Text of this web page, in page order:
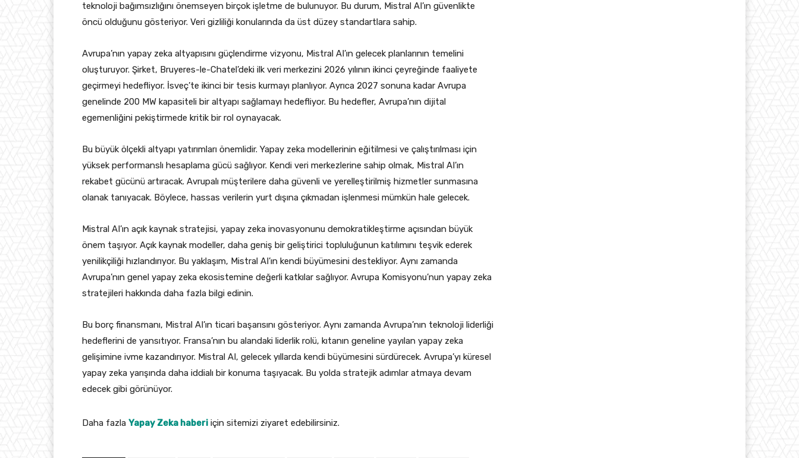
teknoloji bağımsızlığını önemseyen birçok işletme de bulunuyor. Bu durum, Mistral AI’ın güvenlikte
öncü olduğunu gösteriyor. Veri gizliliği konularında da üst düzey standartlara sahip.
Avrupa’nın yapay zeka altyapısını güçlendirme vizyonu, Mistral AI’ın gelecek planlarının temelini
oluşturuyor. Şirket, Bruyeres-le-Chatel’deki ilk veri merkezini 2026 yılının ikinci çeyreğinde faaliyete
geçirmeyi hedefliyor. İsveç’te ikinci bir tesis kurmayı planlıyor. Ayrıca 2027 sonuna kadar Avrupa
genelinde 200 MW kapasiteli bir altyapı sağlamayı hedefliyor. Bu hedefler, Avrupa’nın dijital
egemenliğini pekiştirmede kritik bir rol oynayacak.
Bu büyük ölçekli altyapı yatırımları önemlidir. Yapay zeka modellerinin eğitilmesi ve çalıştırılması için
yüksek performanslı hesaplama gücü sağlıyor. Kendi veri merkezlerine sahip olmak, Mistral AI’ın
rekabet gücünü artıracak. Avrupalı müşterilere daha güvenli ve yerelleştirilmiş hizmetler sunmasına
olanak tanıyacak. Böylece, hassas verilerin yurt dışına çıkmadan işlenmesi mümkün hale gelecek.
Mistral AI’ın açık kaynak stratejisi, yapay zeka inovasyonunu demokratikleştirme açısından büyük
önem taşıyor. Açık kaynak modeller, daha geniş bir geliştirici topluluğunun katılımını teşvik ederek
yenilikçiliği hızlandırıyor. Bu yaklaşım, Mistral AI’ın kendi büyümesini destekliyor. Aynı zamanda
Avrupa’nın genel yapay zeka ekosistemine değerli katkılar sağlıyor. Avrupa Komisyonu’nun yapay zeka
stratejileri hakkında daha fazla bilgi edinin.
Bu borç finansmanı, Mistral AI’ın ticari başarısını gösteriyor. Aynı zamanda Avrupa’nın teknoloji liderliği
hedeflerini de yansıtıyor. Fransa’nın bu alandaki liderlik rolü, kıtanın geneline yayılan yapay zeka
gelişimine ivme kazandırıyor. Mistral AI, gelecek yıllarda kendi büyümesini sürdürecek. Avrupa’yı küresel
yapay zeka yarışında daha iddialı bir konuma taşıyacak. Bu yolda stratejik adımlar atmaya devam
edecek gibi görünüyor.
Daha fazla Yapay Zeka haberi için sitemizi ziyaret edebilirsiniz.